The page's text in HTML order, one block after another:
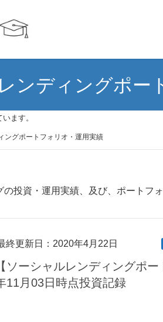
ンディングポー
ます。
ングポートフォリオ・運用実績
投資・運用実績、及び、ポートフ
終更新日：2020年4月22日
【ソーシャルレンディングポ
11月03日時点投資記録